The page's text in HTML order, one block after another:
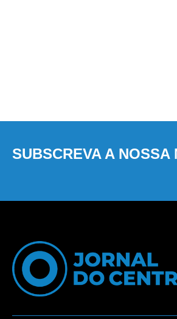
SUBSCREVA A NOSSA